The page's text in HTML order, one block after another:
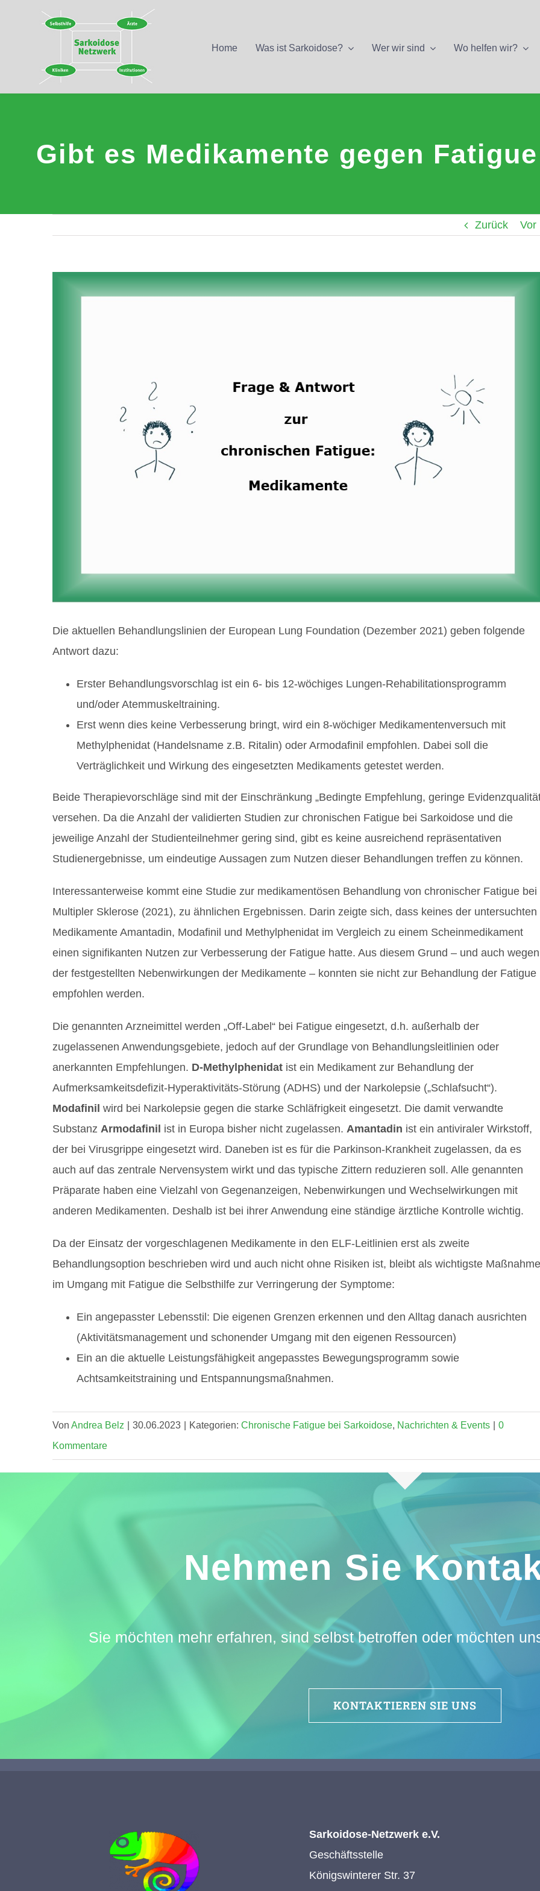
Home Was ist Sarkoidose? Wer wir sind Wo helfen wir?
Gibt es Medikamente gegen
Zurück Vor
Zeige
Die aktuellen Behandlungslinien der European Lung Foundation (Dezember 2021) geben folgende
Antwort dazu:
Erster Behandlungsvorschlag ist ein 6- bis 12-wöchiges Lungen-Rehabilitationsprogramm
und/oder Atemmuskeltraining.
Erst wenn dies keine Verbesserung bringt, wird ein 8-wöchiger Medikamentenversuch mit
Methylphenidat (Handelsname z.B. Ritalin) oder Armodafinil empfohlen. Dabei soll die
Verträglichkeit und Wirkung des eingesetzten Medikaments getestet werden.
Beide Therapievorschläge sind mit der Einschränkung „Bedingte Empfehlung, geringe
versehen. Da die Anzahl der validierten Studien zur chronischen Fatigue bei Sarkoidose und die
jeweilige Anzahl der Studienteilnehmer gering sind, gibt es keine ausreichend repräsentativen
Studienergebnisse, um eindeutige Aussagen zum Nutzen dieser Behandlungen treffen zu können.
Interessanterweise kommt eine Studie zur medikamentösen Behandlung von chronischer Fatigue bei
Multipler Sklerose (2021), zu ähnlichen Ergebnissen. Darin zeigte sich, dass keines der untersuchten
Medikamente Amantadin, Modafinil und Methylphenidat im Vergleich zu einem Scheinmedikament
einen signifikanten Nutzen zur Verbesserung der Fatigue hatte. Aus diesem Grund – und auch wegen
der festgestellten Nebenwirkungen der Medikamente – konnten sie nicht zur Behandlung der Fatigue
empfohlen werden.
Die genannten Arzneimittel werden „Off-Label“ bei Fatigue eingesetzt, d.h. außerhalb der
zugelassenen Anwendungsgebiete, jedoch auf der Grundlage von Behandlungsleitlinien oder
anerkannten Empfehlungen. D-Methylphenidatist ein Medikament zur Behandlung der
Aufmerksamkeitsdefizit-Hyperaktivitäts-Störung (ADHS) und der Narkolepsie („Schlafsucht“).
Modafinil wird bei Narkolepsie gegen die starke Schläfrigkeit eingesetzt. Die damit verwandte
Substanz Armodafinil ist in Europa bisher nicht zugelassen. Amantadin ist ein antiviraler Wirkstoff,
der bei Virusgrippe eingesetzt wird. Daneben ist es für die Parkinson-Krankheit zugelassen, da es
auch auf das zentrale Nervensystem wirkt und das typische Zittern reduzieren soll. Alle genannten
Präparate haben eine Vielzahl von Gegenanzeigen, Nebenwirkungen und Wechselwirkungen mit
anderen Medikamenten. Deshalb ist bei ihrer Anwendung eine ständige ärztliche Kontrolle wichtig.
Da der Einsatz der vorgeschlagenen Medikamente in den ELF-Leitlinien erst als zweite
Behandlungsoption beschrieben wird und auch nicht ohne Risiken ist, bleibt als wichtigste Maßnahme
im Umgang mit Fatigue die Selbsthilfe zur Verringerung der Symptome:
Ein angepasster Lebensstil: Die eigenen Grenzen erkennen und den Alltag danach ausrichten
(Aktivitätsmanagement und schonender Umgang mit den eigenen Ressourcen)
Ein an die aktuelle Leistungsfähigkeit angepasstes Bewegungsprogramm sowie
Achtsamkeitstraining und Entspannungsmaßnahmen.
Von Andrea Belz 30.06.2023 Kategorien: Chronische Fatigue bei Sarkoidose, Nachrichten & Events
0
Kommentare
Nehmen Sie
Sie möchten mehr erfahren, sind selbst betroffen oder möchten
KONTAKTIEREN SIE UNS
Sarkoidose-Netzwerk e.V.
Geschäftsstelle
Königswinterer Str. 37